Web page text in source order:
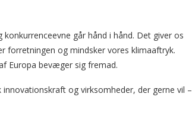
går hånd i hånd. Det giver os
og mindsker vores klimaaftryk.
Europa bevæger sig fremad.
og virksomheder, der gerne vil –